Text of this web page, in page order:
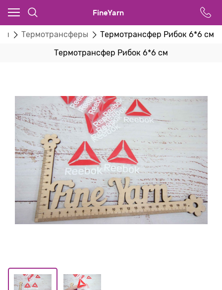
FineYarn
Термотрансферы Термотрансфер Рибок 6*6 см
Термотрансфер Рибок 6*6 см